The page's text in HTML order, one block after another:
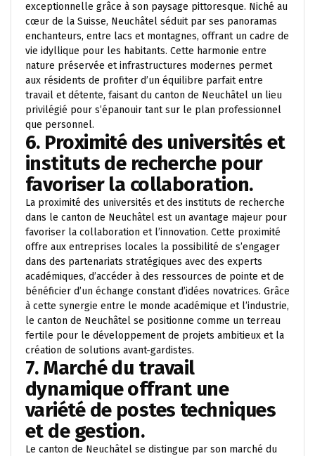
exceptionnelle grâce à son paysage pittoresque. Niché au
cœur de la Suisse, Neuchâtel séduit par ses panoramas
enchanteurs, entre lacs et montagnes, offrant un cadre de
vie idyllique pour les habitants. Cette harmonie entre
nature préservée et infrastructures modernes permet
aux résidents de profiter d’un équilibre parfait entre
travail et détente, faisant du canton de Neuchâtel un lieu
privilégié pour s’épanouir tant sur le plan professionnel
que personnel.
6. Proximité des universités et
instituts de recherche pour
favoriser la collaboration.
La proximité des universités et des instituts de recherche
dans le canton de Neuchâtel est un avantage majeur pour
favoriser la collaboration et l’innovation. Cette proximité
offre aux entreprises locales la possibilité de s’engager
dans des partenariats stratégiques avec des experts
académiques, d’accéder à des ressources de pointe et de
bénéficier d’un échange constant d’idées novatrices. Grâce
à cette synergie entre le monde académique et l’industrie,
le canton de Neuchâtel se positionne comme un terreau
fertile pour le développement de projets ambitieux et la
création de solutions avant-gardistes.
7. Marché du travail
dynamique offrant une
variété de postes techniques
et de gestion.
Le canton de Neuchâtel se distingue par son marché du